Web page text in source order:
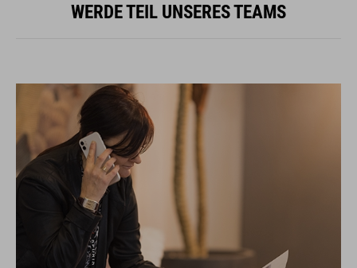
WERDE TEIL UNSERES TEAMS